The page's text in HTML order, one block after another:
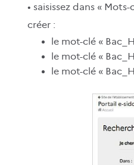
• saisissez dans «
créer :
le mot-clé «
le mot-clé «
le mot-clé «